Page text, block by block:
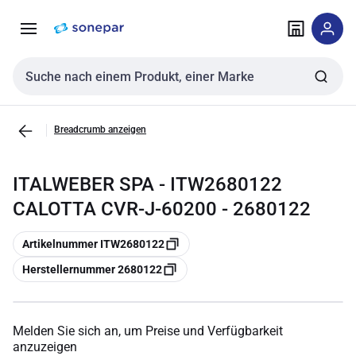
NavigationInhalt
Sucheingabe
Breadcrumb anzeigen
ITALWEBER SPA - ITW2680122
CALOTTA CVR-J-60200 - 2680122
Kopieren
Artikelnummer ITW2680122
Kopieren
Herstellernummer 2680122
Melden Sie sich an, um Preise und Verfügbarkeit
anzuzeigen